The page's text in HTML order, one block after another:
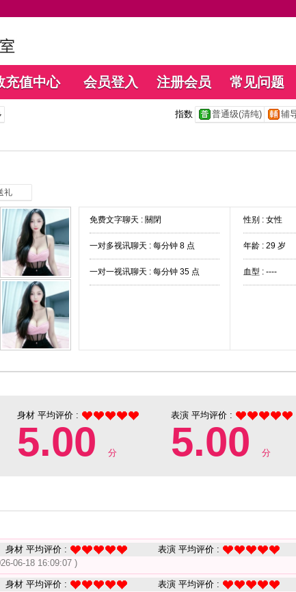
充值中心 会员登入 注册会员 常见问题
指数 普通级(清纯) 辅
礼
免费文字聊天 : 關閉
一对多视讯聊天 : 每分钟 8 点
一对一视讯聊天 : 每分钟 35 点
性别 : 女性
年龄 : 29 岁
血型 : ----
身材 平均评价 :
5.00 分
表演 平均评价 :
5.00 分
身材 平均评价 : 表演 平均评价 :
06-18 16:09:07 )
身材 平均评价 : 表演 平均评价 :